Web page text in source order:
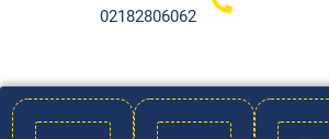
02182806062